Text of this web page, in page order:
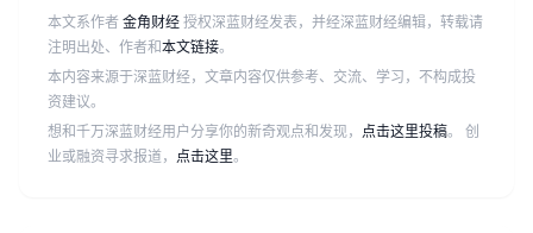
本文系作者 金角财经 授权深蓝财经发表，并经深蓝财经编辑，转载请
注明出处、作者和本文链接。
本内容来源于深蓝财经，文章内容仅供参考、交流、学习，不构成投
资建议。
想和千万深蓝财经用户分享你的新奇观点和发现， 点击这里投稿。 创
业或融资寻求报道， 点击这里。